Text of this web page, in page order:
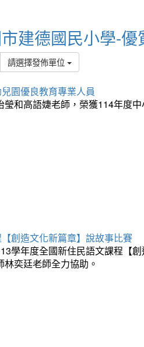
建德國民小學-優
請選擇發佈單位
園優良教育專業人員
和高語婕老師，榮獲114年度
創造文化新篇章】說故事比賽
學年度全國新住民語文課程【
奕廷老師全力協助。